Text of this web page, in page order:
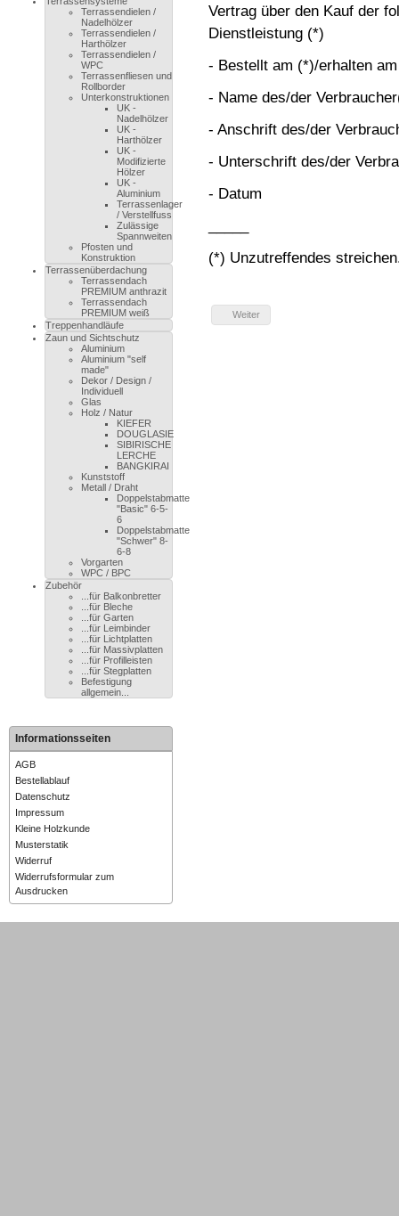
Vertrag über den Kauf der
Dienstleistung (*)
- Bestellt am (*)/erhalten
- Name des/der
- Anschrift des/der
- Unterschrift des/der
- Datum
(*) Unzutreffendes
Weiter
Terrassendielen /
Nadelhölzer
Terrassendielen /
Harthölzer
Terrassendielen /
WPC
Terrassenfliesen und
Rollborder
Unterkonstruktionen
UK -
Nadelhölzer
UK -
Harthölzer
UK -
Modifizierte
Hölzer
UK -
Aluminium
Terrassenlager
/ Verstellfuss
Zulässige
Spannweiten
Pfosten und
Konstruktion
Terrassenüberdachung
Terrassendach
PREMIUM anthrazit
Terrassendach
PREMIUM weiß
Treppenhandläufe
Zaun und Sichtschutz
Aluminium
Aluminium "self
made"
Dekor / Design /
Individuell
Glas
Holz / Natur
KIEFER
DOUGLASIE
SIBIRISCHE
LERCHE
BANGKIRAI
Kunststoff
Metall / Draht
Doppelstabmatte
"Basic" 6-5-
6
Doppelstabmatte
"Schwer" 8-
6-8
Vorgarten
WPC / BPC
Zubehör
...für Balkonbretter
...für Bleche
...für Garten
...für Leimbinder
...für Lichtplatten
...für Massivplatten
...für Profilleisten
...für Stegplatten
Befestigung
allgemein...
Informationsseiten
AGB
Bestellablauf
Datenschutz
Impressum
Kleine Holzkunde
Musterstatik
Widerruf
Widerrufsformular zum
Ausdrucken